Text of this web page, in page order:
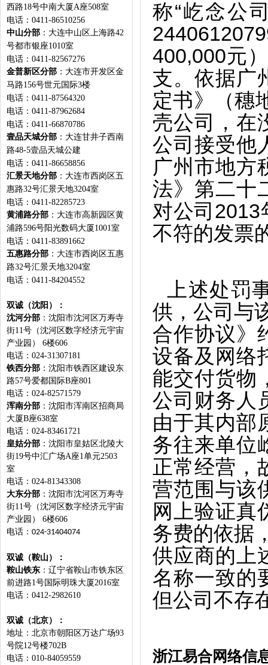
西路18号中南大厦A座508室
电话：0411-86510256
中山分部 ：大连中山区上海路42
号都市银座1010室
电话：0411-82567276
金普新区分部 ：大连市开发区金
马路156号世元国际3楼
电话：0411-87564320
电话：0411-87962684
电话：0411-66870786
壹品天城分部 ：大连甘井子西南
路48-5壹品天城公建
电话：0411-86658856
汇景天地分部 ：大连市西岗区五
惠路32号汇景天地3204室
电话：0411-82285723
黄浦路分部 ：大连市高新园区黄
浦路596号阳光数码大厦1001室
电话：0411-83891662
五惠路分部 ：大连市西岗区五惠
路32号汇景天地3204室
电话：0411-84204552
双诚（沈阳）：
沈河分部 ：沈阳市沈河区万寿寺
街11号（沈河区数字经济元宇宙
产业园） 6楼606
电话：024-31307181
铁西分部 ：沈阳市铁西区建设东
路57号爱都国际B座801
电话：024-82571579
浑南分部 ： 沈阳市浑南区招商局
大厦B座638室
电话：024-83461721
皇姑分部 ：沈阳市皇姑区北陵大
街19号中汇广场A座1单元2503
室
电话：024-81343308
大东分部 ：沈阳市沈河区万寿寺
街11号（沈河区数字经济元宇宙
产业园） 6楼606
电话： 024-31404074
双诚（鞍山）：
鞍山铁东 ：辽宁省鞍山市铁东区
前进路1号国际明珠大厦2016室
电话：0412-2982610
双诚（北京）：
地址： 北京市朝阳区万达广场93
号院12号楼702B
电话：010-84059559
称“屹念公
400,000元
支。依据广
定书》（穗
壳公司，在
公司接受他
广州市地方
法》第二十
对公司
不符的发票
上述处罚
供，公司与
合作协议》
设备及网络
能交付货物
公司财务人
由于其内部
务往来单位
正常经营，
营范围与该
网上验证真
务费的依据
供应商的上
名称一致的
但公司不存
浙江易合网络信